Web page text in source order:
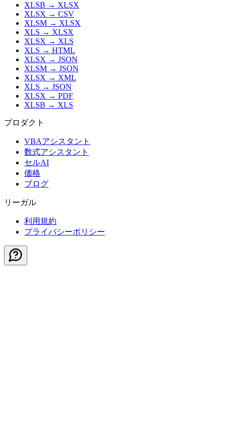
XLSB → XLSX
XLSX → CSV
XLSM → XLSX
XLS → XLSX
XLSX → XLS
XLS → HTML
XLSX → JSON
XLSM → JSON
XLSX → XML
XLS → JSON
XLSX → PDF
XLSB → XLS
プロダクト
VBAアシスタント
数式アシスタント
セルAI
価格
ブログ
リーガル
利用規約
プライバシーポリシー